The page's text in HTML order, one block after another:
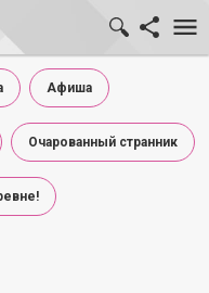
Афиша
Очарованный странник